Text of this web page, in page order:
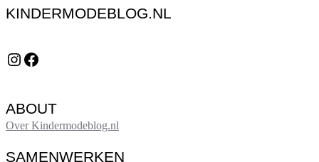
KINDERMODEBLOG.NL
Instagram Facebook
ABOUT
Over Kindermodeblog.nl
SAMENWERKEN